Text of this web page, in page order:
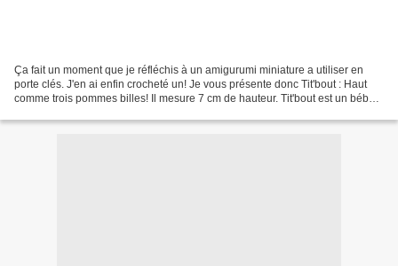
Ça fait un moment que je réfléchis à un amigurumi miniature a utiliser en
porte clés. J'en ai enfin crocheté un! Je vous présente donc Tit'bout : Haut
comme trois pommes billes! Il mesure 7 cm de hauteur. Tit'bout est un bébé